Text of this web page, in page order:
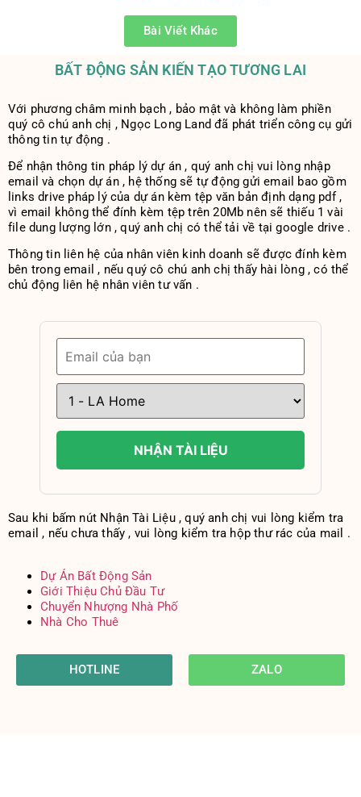
Bài Viết Khác
BẤT ĐỘNG SẢN KIẾN TẠO TƯƠNG LAI
Với phương châm minh bạch , bảo mật và không làm phiền
quý cô chú anh chị , Ngọc Long Land đã phát triển công cụ gửi
thông tin tự động .
Để nhận thông tin pháp lý dự án , quý anh chị vui lòng nhập
email và chọn dự án , hệ thống sẽ tự động gửi email bao gồm
links drive pháp lý của dự án kèm tệp văn bản định dạng pdf ,
vì email không thể đính kèm tệp trên 20Mb nên sẽ thiếu 1 vài
file dung lượng lớn , quý anh chị có thể tải về tại google drive .
Thông tin liên hệ của nhân viên kinh doanh sẽ được đính kèm
bên trong email , nếu quý cô chú anh chị thấy hài lòng , có thể
chủ động liên hệ nhân viên tư vấn .
NHẬN TÀI LIỆU
Sau khi bấm nút Nhận Tài Liệu , quý anh chị vui lòng kiểm tra
email , nếu chưa thấy , vui lòng kiểm tra hộp thư rác của mail .
Dự Án Bất Động Sản
Giới Thiệu Chủ Đầu Tư
Chuyển Nhượng Nhà Phố
Nhà Cho Thuê
HOTLINE ZALO